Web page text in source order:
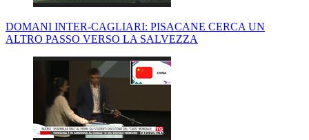
DOMANI INTER-CAGLIARI: PISACANE CERCA UN
ALTRO PASSO VERSO LA SALVEZZA